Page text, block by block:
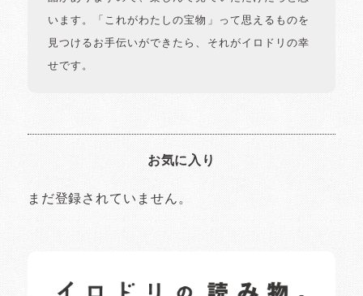
います。「これがわたしの宝物」って思えるものを
見つけるお手伝いができたら、それがイロドリの幸
せです。
お気に入り
まだ登録されていません。
日常の様子など随時更新中です。